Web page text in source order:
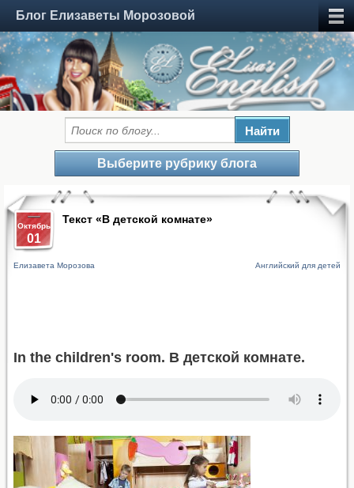
Блог Елизаветы Морозовой
Выберите рубрику блога
Октябрь
01
Текст «В детской комнате»
Елизавета Морозова Английский для детей
In the children's room. В детской комнате.